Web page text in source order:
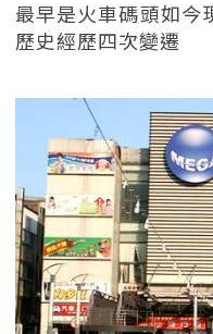
最早是火車碼頭如今
歷史經歷四次變遷